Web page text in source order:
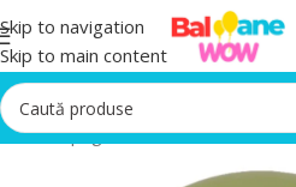
Skip to navigation
Skip to main content
Prima pagină/Baloane Aniversare